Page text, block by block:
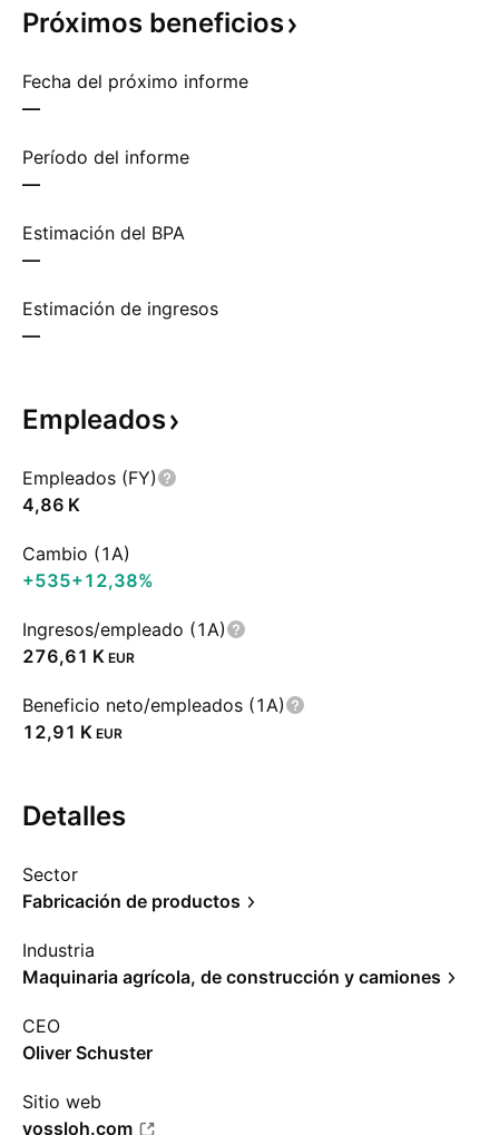
Próximos beneficios
Fecha del próximo informe
—
Período del informe
—
Estimación del BPA
—
Estimación de ingresos
—
Empleados
Empleados (FY)
‪4,86 K‬
Cambio (1A)
+535+12,38%
Ingresos/empleado (1A)
‪276,61 K‬ EUR
Beneficio neto/empleados (1A)
‪12,91 K‬ EUR
Detalles
Sector
Fabricación de productos
Industria
Maquinaria agrícola, de construcción y camiones
CEO
Oliver Schuster
Sitio web
vossloh.com